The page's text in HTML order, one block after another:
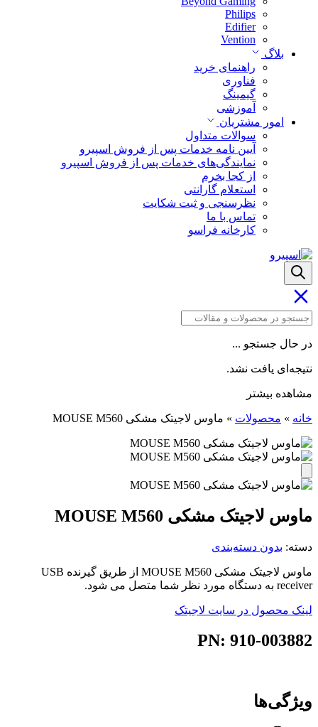
Philips
Edifier
Vention
بلاگ
راهنمای خرید
فناوری
گیمینگ
آموزشی
امور مشتریان
سوالات متداول
آیین نامه خدمات پس از فروش اسپیرو
نمایندگی‌های خدمات پس از فروش اسپیرو
از کجا بخرم
استعلام گارانتی
نظرسنجی و ثبت شکایت
تماس با ما
کارخانه فراسو
در حال جستجو ...
نتیجه‌ای یافت نشد.
مشاهده بیشتر
خانه » محصولات » ماوس لاجیتک مشکی MOUSE M560
ماوس لاجیتک مشکی MOUSE M560
دسته: بدون دسته‌بندی
ماوس لاجیتک مشکی MOUSE M560 از طریق گیرنده USB
receiver به دستگاه مورد نظر شما متصل می شود.
لینک محصول در سایت لاجیتک
PN: 910-003882
ویژگی‌ها